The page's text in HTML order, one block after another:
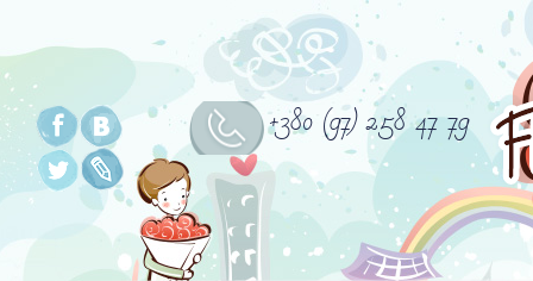
+380 (97) 258 47 79